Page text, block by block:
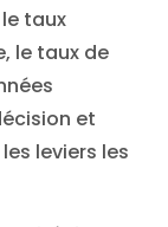
taux
le taux de
et
leviers les